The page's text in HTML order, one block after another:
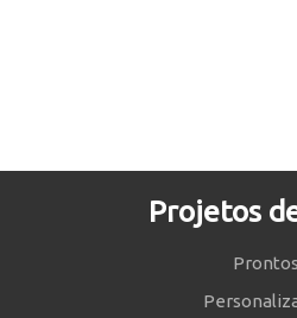
Projetos
Prontos